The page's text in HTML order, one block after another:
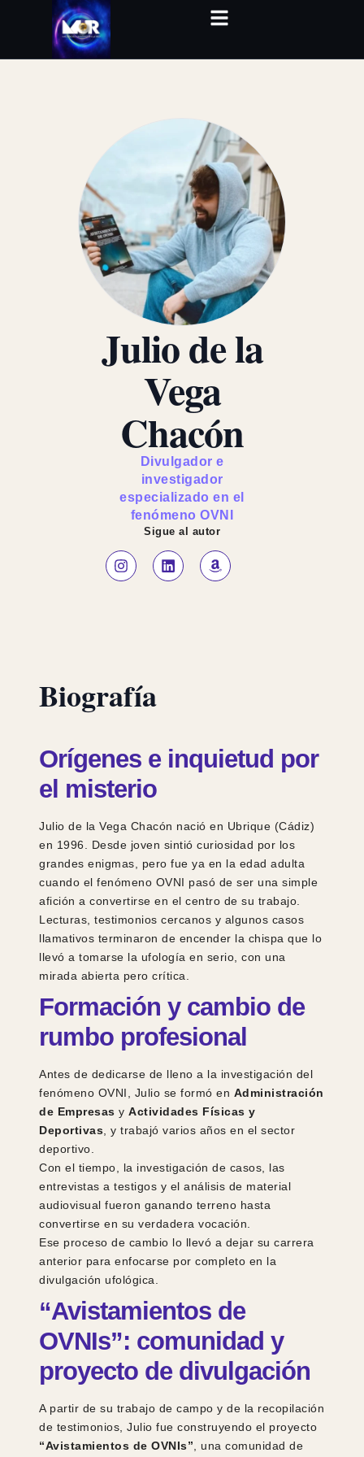
Julio de la
Vega
Chacón
Divulgador e
investigador
especializado en el
fenómeno OVNI
Sigue al autor
Biografía
Orígenes e inquietud por
el misterio
Julio de la Vega Chacón nació en Ubrique (Cádiz)
en 1996. Desde joven sintió curiosidad por los
grandes enigmas, pero fue ya en la edad adulta
cuando el fenómeno OVNI pasó de ser una simple
afición a convertirse en el centro de su trabajo.
Lecturas, testimonios cercanos y algunos casos
llamativos terminaron de encender la chispa que lo
llevó a tomarse la ufología en serio, con una
mirada abierta pero crítica.
Formación y cambio de
rumbo profesional
Antes de dedicarse de lleno a la investigación del
fenómeno OVNI, Julio se formó en Administración
de Empresas y Actividades Físicas y
Deportivas , y trabajó varios años en el sector
deportivo.
Con el tiempo, la investigación de casos, las
entrevistas a testigos y el análisis de material
audiovisual fueron ganando terreno hasta
convertirse en su verdadera vocación.
Ese proceso de cambio lo llevó a dejar su carrera
anterior para enfocarse por completo en la
divulgación ufológica.
“Avistamientos de
OVNIs”: comunidad y
proyecto de divulgación
A partir de su trabajo de campo y de la recopilación
de testimonios, Julio fue construyendo el proyecto
“Avistamientos de OVNIs” , una comunidad de